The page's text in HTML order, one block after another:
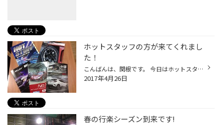
ホットスタッフの方が来てくれまし
た！
こんばんは、関根です。 今日はホットスタッフ（ホイールメーカー）さんが来まして、こんなにカタログを頂いちゃいました♪ オリジナルのアルミからSSRホイール、キョーエイナット、柿本マフラー等々！ タイヤ館はタイヤだけじゃないんですよ～～～ ちょっとしたチューニングならお任せを！ 関根的に...
2017年4月26日
春の行楽シーズン到来です!